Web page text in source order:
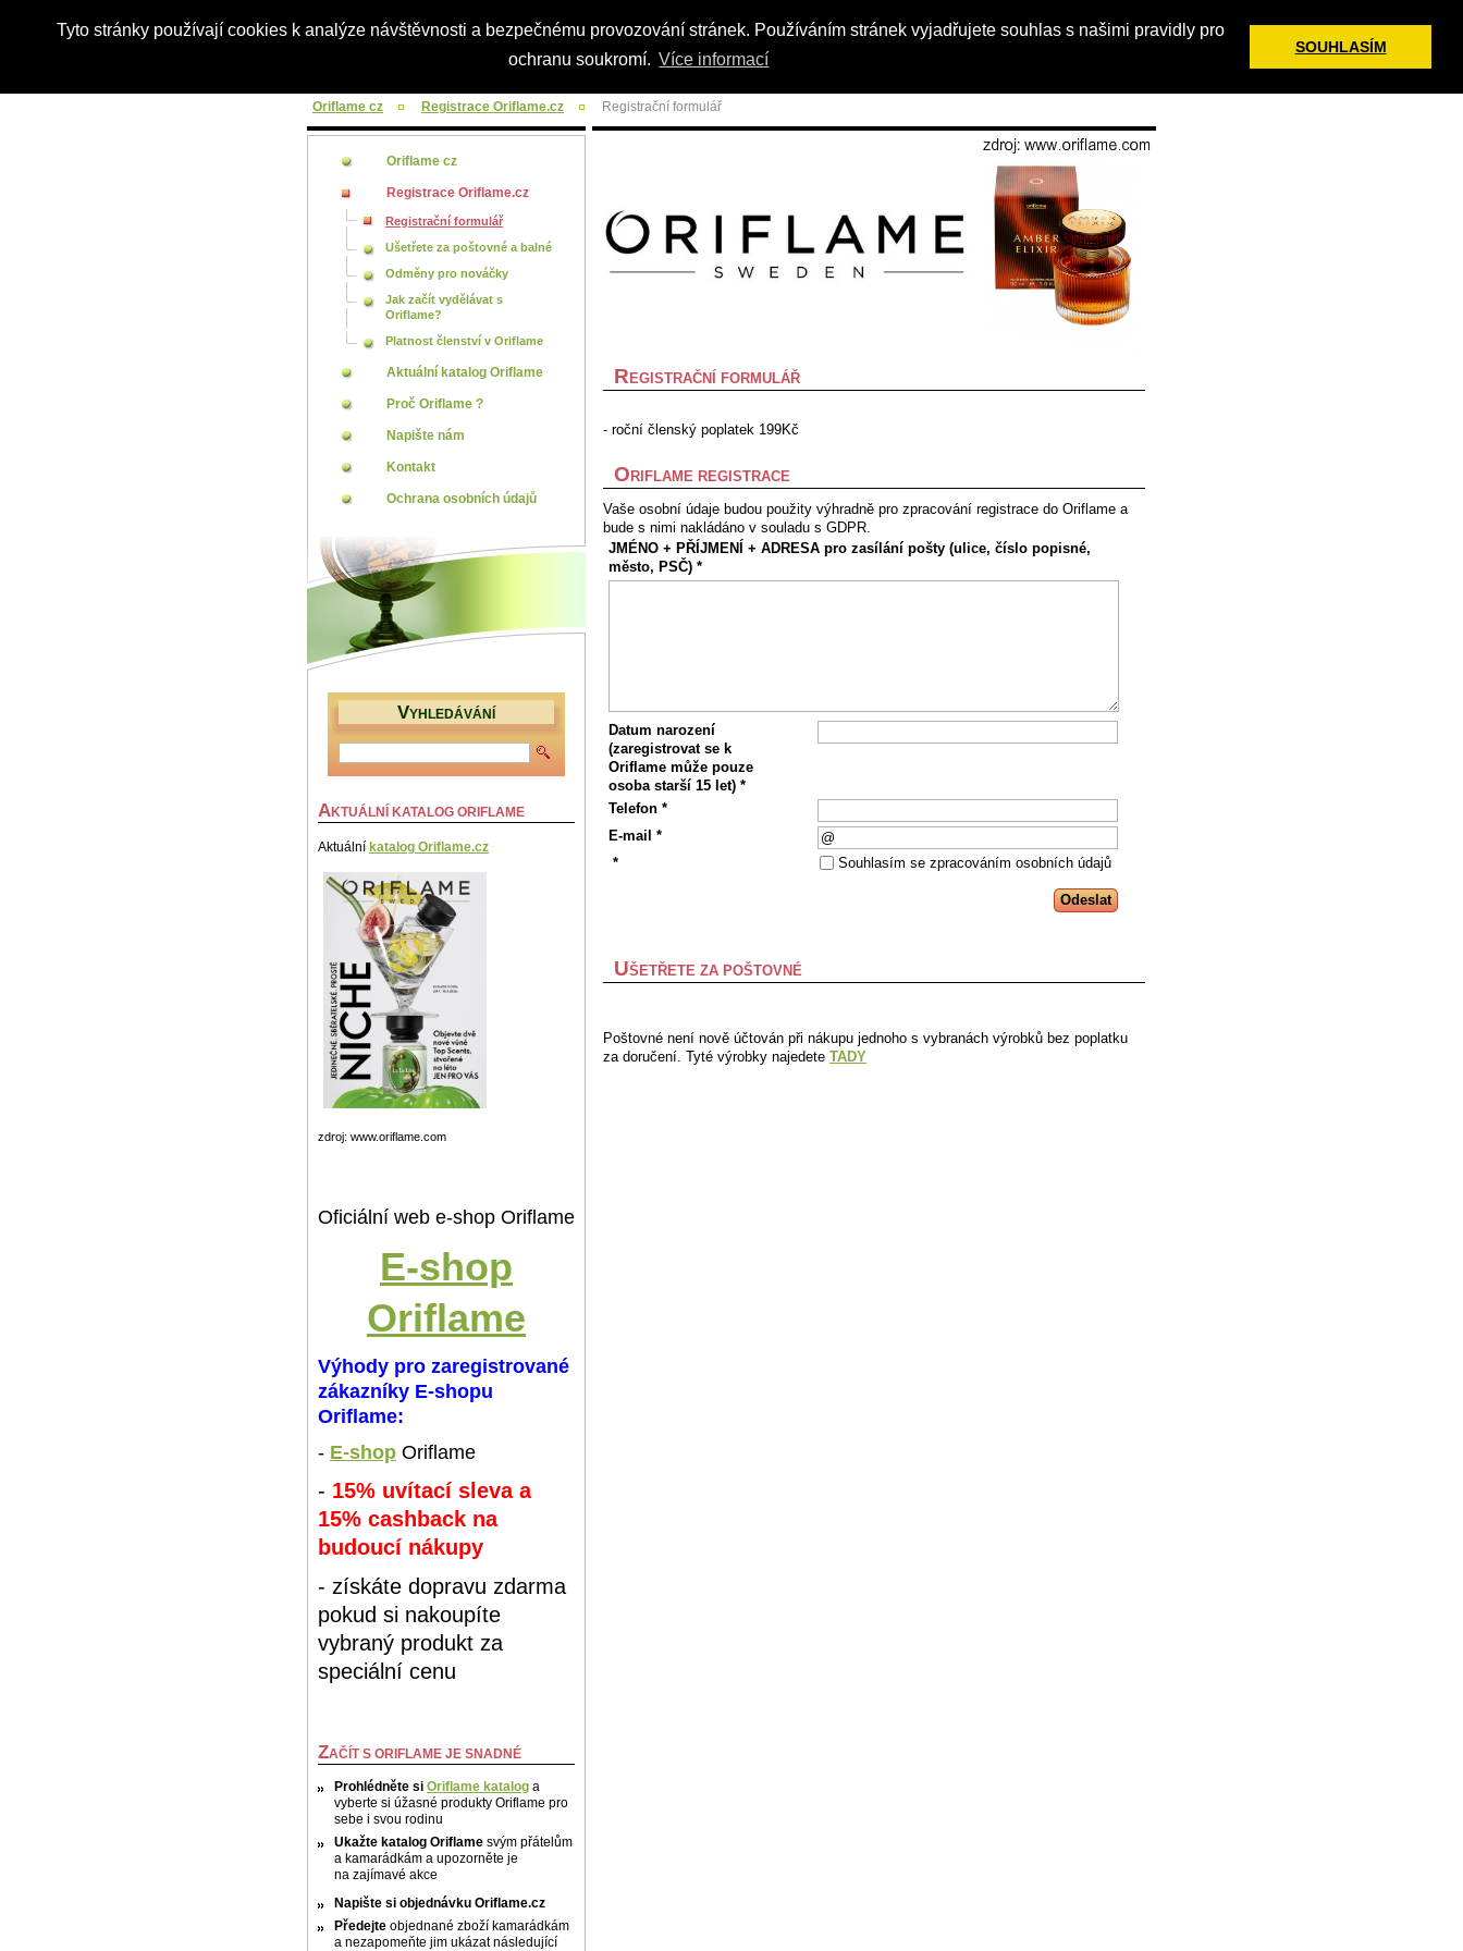
Tyto stránky používají cookies k analýze návštěvnosti a bezpečnému provozování stránek. Používáním stránek vyjadřujete souhlas s našimi pravidly pro
ochranu soukromí. Více informací
SOUHLASÍM
Oriflame registrace Úvodní stránka Mapa stránek RSS Tisk
Oriflame cz Registrace Oriflame.cz Registrační formulář
R EGISTRAČNÍ FORMULÁŘ
- roční členský poplatek 199Kč
O RIFLAME REGISTRACE
Vaše osobní údaje budou použity výhradně pro zpracování registrace do Oriflame a
bude s nimi nakládáno v souladu s GDPR.
JMÉNO + PŘÍJMENÍ + ADRESA pro zasílání pošty (ulice, číslo popisné,
město, PSČ) *
Datum narození
(zaregistrovat se k
Oriflame může pouze
osoba starší 15 let) *
Telefon *
E-mail *
*
Souhlasím se zpracováním osobních údajů
Odeslat
UŠETŘETE ZA POŠTOVNÉ
Poštovné není nově účtován při nákupu jednoho s vybranách výrobků bez poplatku
za doručení. Tyté výrobky najedete TADY
Oriflame cz
Registrace Oriflame.cz
Registrační formulář
Ušetřete za poštovné a balné
Odměny pro nováčky
Jak začít vydělávat s
Oriflame?
Platnost členství v Oriflame
Aktuální katalog Oriflame
Proč Oriflame ?
Napište nám
Kontakt
Ochrana osobních údajů
VYHLEDÁVÁNÍ
AKTUÁLNÍ KATALOG ORIFLAME
Aktuální katalog Oriflame.cz
zdroj: www.oriflame.com
Oficiální web e-shop Oriflame
E-shop
Oriflame
Výhody pro zaregistrované
zákazníky E-shopu
Oriflame:
- E-shop Oriflame
- 15% uvítací sleva a
15% cashback na
budoucí nákupy
- získáte dopravu zdarma
pokud si nakoupíte
vybraný produkt za
speciální cenu
ZAČÍT S ORIFLAME JE SNADNÉ
Prohlédněte si Oriflame katalog a
vyberte si úžasné produkty Oriflame pro
sebe i svou rodinu
Ukažte katalog Oriflame svým přátelům
a kamarádkám a upozorněte je
na zajímavé akce
Napište si objednávku Oriflame.cz
Předejte objednané zboží kamarádkám
a nezapomeňte jim ukázat následující